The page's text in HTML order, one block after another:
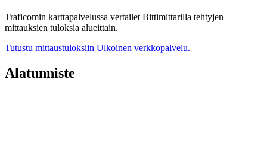
Traficomin karttapalvelussa vertailet Bittimittarilla tehtyjen
mittauksien tuloksia alueittain.
Tutustu mittaustuloksiin Ulkoinen verkkopalvelu.
Alatunniste